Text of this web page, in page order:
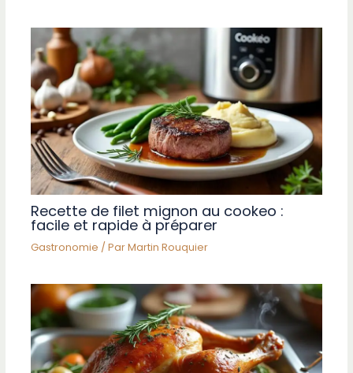
Recette de filet mignon au cookeo :
facile et rapide à préparer
Gastronomie / ParMartin Rouquier